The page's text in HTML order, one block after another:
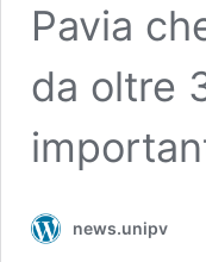
Pavia
da oltre
news.unipv